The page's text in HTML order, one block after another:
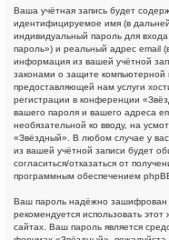
Ваша учётная запись будет
идентифицируемое имя (в
индивидуальный пароль для
пароль») и реальный адрес email
информация из вашей учётной
законами о защите
предоставляющей нам услуги
регистрации в конференции
вашего пароля и вашего адреса
необязательной ко вводу, на
«Звёздный». В любом случае у
из вашей учётной записи будет
согласиться/отказаться от
программным обеспечением
Ваш пароль надёжно зашифрован
рекомендуется использовать
сайтах. Ваш пароль является